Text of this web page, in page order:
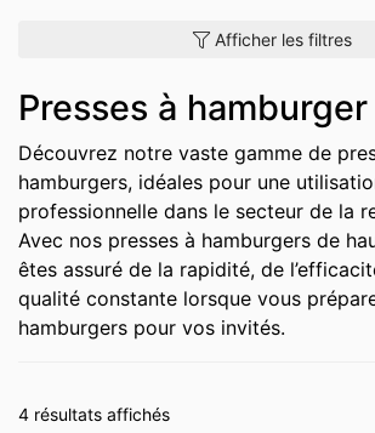
Afficher les filtres
Presses à hamburger
Découvrez notre vaste gamme de
hamburgers, idéales pour une
professionnelle dans le secteur de la
Avec nos presses à hamburgers de
êtes assuré de la rapidité, de
qualité constante lorsque vous
hamburgers pour vos invités.
4 résultats affichés